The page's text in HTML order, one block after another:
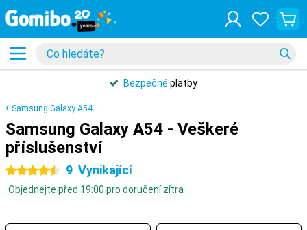
Bezpečné platby
Samsung Galaxy A54
Samsung Galaxy A54 - Veškeré
příslušenství
4.5 hvězdičky 9 Vynikající
Objednejte před 19:00 pro doručení zítra